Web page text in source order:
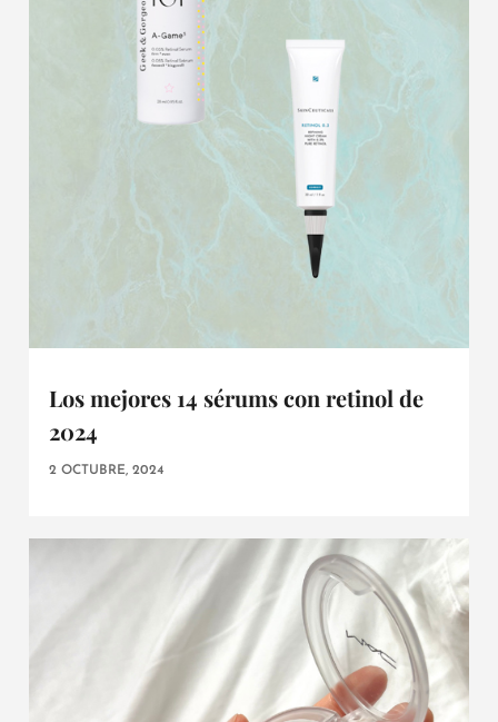
Los mejores 14 sérums con retinol de
2024
2 OCTUBRE, 2024